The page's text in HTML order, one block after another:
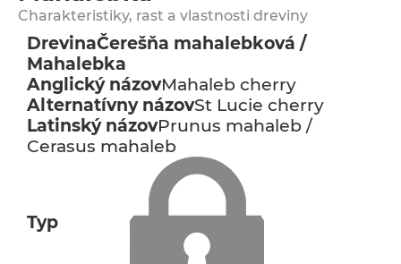
Charakteristiky, rast a vlastnosti dreviny
DrevinaČerešňa mahalebková /
Mahalebka
Anglický názovMahaleb cherry
Alternatívny názovSt Lucie cherry
Latinský názovPrunus mahaleb /
Cerasus mahaleb
Typ